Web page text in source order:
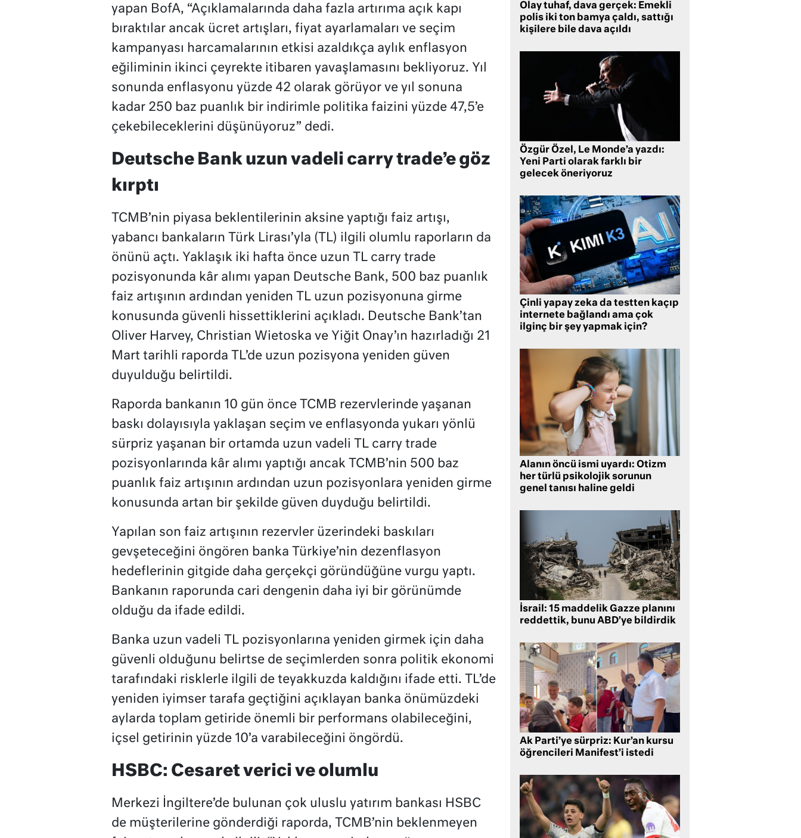
yapan BofA, “Açıklamalarında daha fazla artırıma açık kapı
bıraktılar ancak ücret artışları, fiyat ayarlamaları ve seçim
kampanyası harcamalarının etkisi azaldıkça aylık enflasyon
eğiliminin ikinci çeyrekte itibaren yavaşlamasını bekliyoruz. Yıl
sonunda enflasyonu yüzde 42 olarak görüyor ve yıl sonuna
kadar 250 baz puanlık bir indirimle politika faizini yüzde 47,5’e
çekebileceklerini düşünüyoruz” dedi.
Deutsche Bank uzun vadeli carry trade’e göz
kırptı
TCMB’nin piyasa beklentilerinin aksine yaptığı faiz artışı,
yabancı bankaların Türk Lirası’yla (TL) ilgili olumlu raporların da
önünü açtı. Yaklaşık iki hafta önce uzun TL carry trade
pozisyonunda kâr alımı yapan Deutsche Bank, 500 baz puanlık
faiz artışının ardından yeniden TL uzun pozisyonuna girme
konusunda güvenli hissettiklerini açıkladı. Deutsche Bank’tan
Oliver Harvey, Christian Wietoska ve Yiğit Onay’ın hazırladığı 21
Mart tarihli raporda TL’de uzun pozisyona yeniden güven
duyulduğu belirtildi.
Raporda bankanın 10 gün önce TCMB rezervlerinde yaşanan
baskı dolayısıyla yaklaşan seçim ve enflasyonda yukarı yönlü
sürpriz yaşanan bir ortamda uzun vadeli TL carry trade
pozisyonlarında kâr alımı yaptığı ancak TCMB’nin 500 baz
puanlık faiz artışının ardından uzun pozisyonlara yeniden girme
konusunda artan bir şekilde güven duyduğu belirtildi.
Yapılan son faiz artışının rezervler üzerindeki baskıları
gevşeteceğini öngören banka Türkiye’nin dezenflasyon
hedeflerinin gitgide daha gerçekçi göründüğüne vurgu yaptı.
Bankanın raporunda cari dengenin daha iyi bir görünümde
olduğu da ifade edildi.
Banka uzun vadeli TL pozisyonlarına yeniden girmek için daha
güvenli olduğunu belirtse de seçimlerden sonra politik ekonomi
tarafındaki risklerle ilgili de teyakkuzda kaldığını ifade etti. TL’de
yeniden iyimser tarafa geçtiğini açıklayan banka önümüzdeki
aylarda toplam getiride önemli bir performans olabileceğini,
içsel getirinin yüzde 10’a varabileceğini öngördü.
HSBC: Cesaret verici ve olumlu
Merkezi İngiltere’de bulunan çok uluslu yatırım bankası HSBC
de müşterilerine gönderdiği raporda, TCMB’nin beklenmeyen
Olay tuhaf, dava gerçek: Emekli
polis iki ton bamya çaldı, sattığı
kişilere bile dava açıldı
Özgür Özel, Le Monde’a yazdı:
Yeni Parti olarak farklı bir
gelecek öneriyoruz
Çinli yapay zeka da testten kaçıp
internete bağlandı ama çok
ilginç bir şey yapmak için?
Alanın öncü ismi uyardı: Otizm
her türlü psikolojik sorunun
genel tanısı haline geldi
İsrail: 15 maddelik Gazze planını
reddettik, bunu ABD’ye bildirdik
Ak Parti’ye sürpriz: Kur’an kursu
öğrencileri Manifest’i istedi